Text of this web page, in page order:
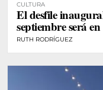
CULTURA
El desfile
septiembre será
RUTH RODRÍGUEZ